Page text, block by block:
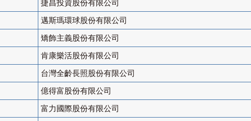
捷昌投資股份有限公司
邁斯瑪環球股份有限公司
矯飾主義股份有限公司
肯康樂活股份有限公司
台灣全齡長照股份有限公司
億得富股份有限公司
富力國際股份有限公司